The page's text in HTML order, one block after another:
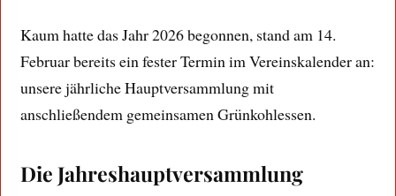
Kaum hatte das Jahr 2026 begonnen, stand am 14.
Februar bereits ein fester Termin im Vereinskalender an:
unsere jährliche Hauptversammlung mit
anschließendem gemeinsamen Grünkohlessen.
Die Jahreshauptversammlung